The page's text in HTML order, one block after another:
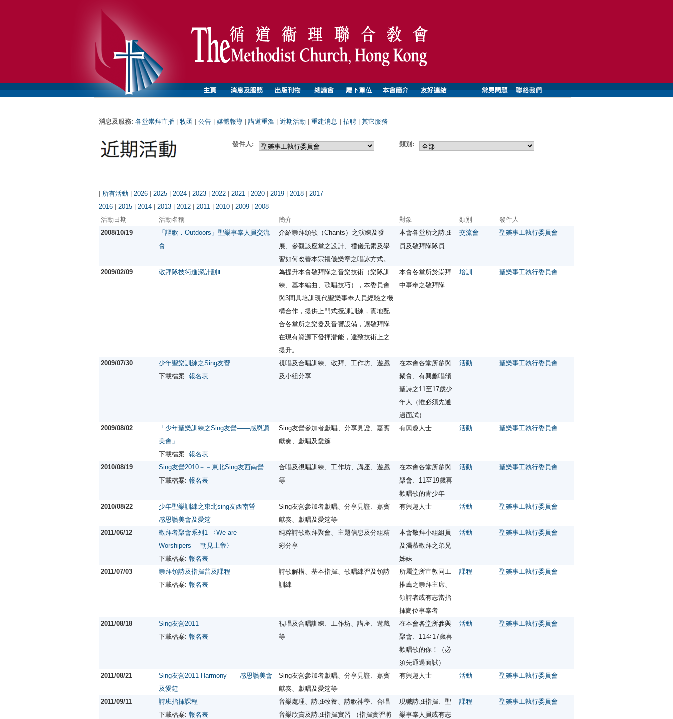
消息及服務: 各堂崇拜直播 牧函 公告 媒體報導 講道重溫 近期活動 重建消息 招聘 其它服務
發件人: 類別:
| 所有活動 | 2026 | 2025 | 2024 | 2023 | 2022 | 2021 | 2020 | 2019 | 2018 | 2017
2016 | 2015 | 2014 | 2013 | 2012 | 2011 | 2010 | 2009 | 2008
活動日期
活動名稱 簡介 對象 類別
發件人
2008/10/19
「謳歌．Outdoors」聖樂事奉人員交流
會
介紹崇拜頌歌（Chants）之演練及發
展、參觀該座堂之設計、禮儀元素及學
習如何改善本宗禮儀樂章之唱詠方式。
本會各堂所之詩班
員及敬拜隊隊員
交流會 聖樂事工執行委員會
2009/02/09 敬拜隊技術進深計劃Ⅱ
為提升本會敬拜隊之音樂技術（樂隊訓
練、基本編曲、歌唱技巧），本委員會
與3間具培訓現代聖樂事奉人員經驗之機
構合作，提供上門式授課訓練，實地配
合各堂所之樂器及音響設備，讓敬拜隊
在現有資源下發揮潛能，達致技術上之
提升。
本會各堂所於崇拜
中事奉之敬拜隊
培訓 聖樂事工執行委員會
2009/07/30
少年聖樂訓練之Sing友營
下載檔案: 報名表
視唱及合唱訓練、敬拜、工作坊、遊戲
及小組分享
在本會各堂所參與
聚會、有興趣唱頌
聖詩之11至17歲少
年人（惟必須先通
過面試）
活動 聖樂事工執行委員會
2009/08/02
「少年聖樂訓練之Sing友營——感恩讚
美會」
下載檔案: 報名表
Sing友營參加者獻唱、分享見證、嘉賓
獻奏、獻唱及愛筵
有興趣人士 活動 聖樂事工執行委員會
2010/08/19
Sing友營2010－－東北Sing友西南營
下載檔案: 報名表
合唱及視唱訓練、工作坊、講座、遊戲
等
在本會各堂所參與
聚會、11至19歲喜
歡唱歌的青少年
活動 聖樂事工執行委員會
2010/08/22
少年聖樂訓練之東北sing友西南營——
感恩讚美會及愛筵
Sing友營參加者獻唱、分享見證、嘉賓
獻奏、獻唱及愛筵等
有興趣人士 活動 聖樂事工執行委員會
2011/06/12
敬拜者聚會系列1 〈We are
Worshipers──朝見上帝〉
下載檔案: 報名表
純粹詩歌敬拜聚會、主題信息及分組精
彩分享
本會敬拜小組組員
及渴慕敬拜之弟兄
姊妹
活動 聖樂事工執行委員會
2011/07/03
崇拜領詩及指揮普及課程
下載檔案: 報名表
詩歌解構、基本指揮、歌唱練習及領詩
訓練
所屬堂所宣教同工
推薦之崇拜主席、
領詩者或有志當指
揮崗位事奉者
課程 聖樂事工執行委員會
2011/08/18
Sing友營2011
下載檔案: 報名表
視唱及合唱訓練、工作坊、講座、遊戲
等
在本會各堂所參與
聚會、11至17歲喜
歡唱歌的你！（必
須先通過面試）
活動 聖樂事工執行委員會
2011/08/21
Sing友營2011 Harmony——感恩讚美會
及愛筵
Sing友營參加者獻唱、分享見證、嘉賓
獻奏、獻唱及愛筵等
有興趣人士 活動 聖樂事工執行委員會
2011/09/11
詩班指揮課程
下載檔案: 報名表
音樂處理、詩班牧養、詩歌神學、合唱
音樂欣賞及詩班指揮實習 （指揮實習將
現職詩班指揮、聖
樂事奉人員或有志
課程 聖樂事工執行委員會